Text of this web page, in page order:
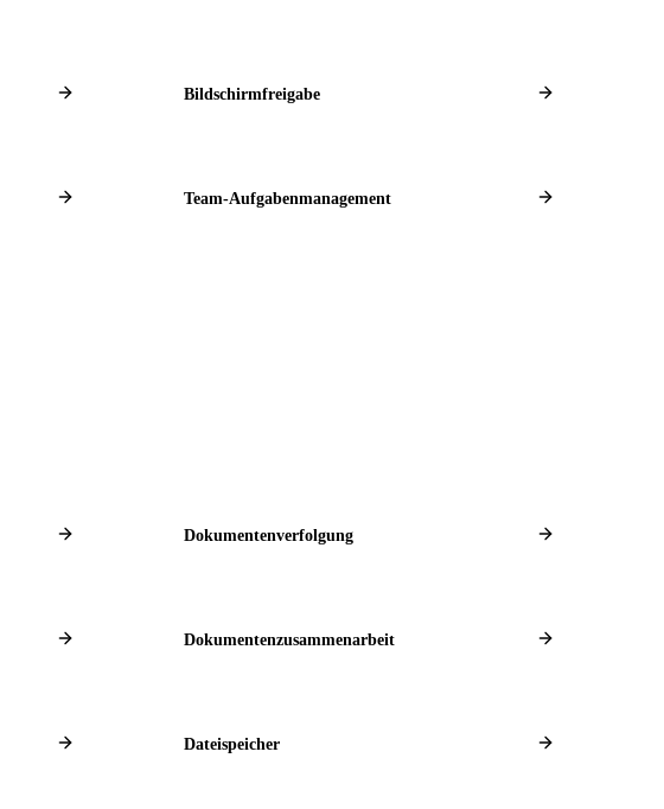
Bildschirmfreigabe
Team-Aufgabenmanagement
Dokumentenverfolgung
Dokumentenzusammenarbeit
Dateispeicher